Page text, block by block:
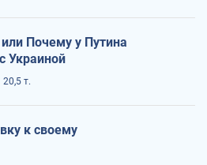
Почему у Путина
Украиной
20,5 т.
к своему